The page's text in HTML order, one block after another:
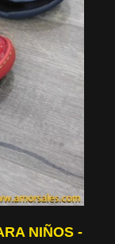
NIÑOS -